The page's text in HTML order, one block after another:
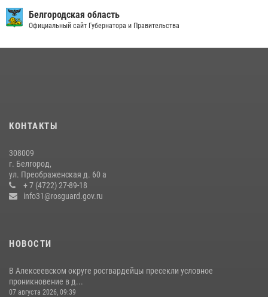
беседу по профилактике аварийности
09 июля 2026, 10:07
Белгородский росгвардеец стал победителем юбилейного
чемпионата войск национальной гвардии Российской Федерации по
боксу
07 июля 2026, 16:59
и Правительства
КОНТАКТЫ
308009
г. Белгород,
ул. Преображенская д. 60 а
+ 7 (4722) 27-89-18
info31@rosguard.gov.ru
НОВОСТИ
В Алексеевском округе росгвардейцы пресекли условное
проникновение в д...
07 августа 2026, 09:39